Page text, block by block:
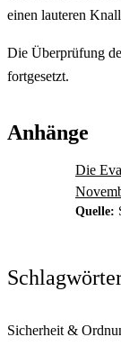
einen lauteren
Die Überprüfung
fortgesetzt.
Anhänge
Die
Quelle:
Sicherheit &